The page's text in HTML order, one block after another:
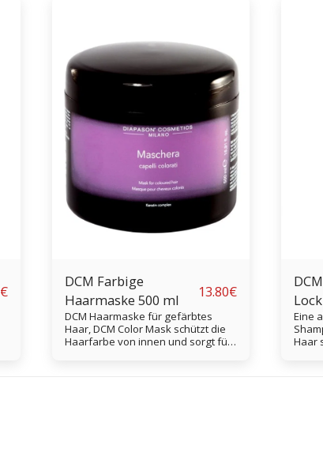
€
DCM Farbige
Haarmaske 500 ml
13.80€
DCM Haarmaske für gefärbtes
Haar, DCM Color Mask schützt die
Haarfarbe von innen und sorgt für
Eine
Haar